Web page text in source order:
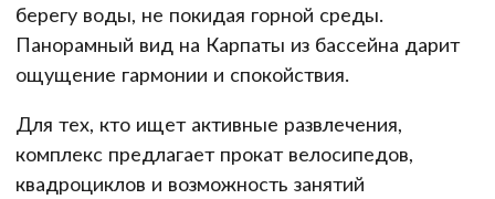
берегу воды, не покидая горной среды.
Панорамный вид на Карпаты из бассейна дарит
ощущение гармонии и спокойствия.
Для тех, кто ищет активные развлечения,
комплекс предлагает прокат велосипедов,
квадроциклов и возможность занятий